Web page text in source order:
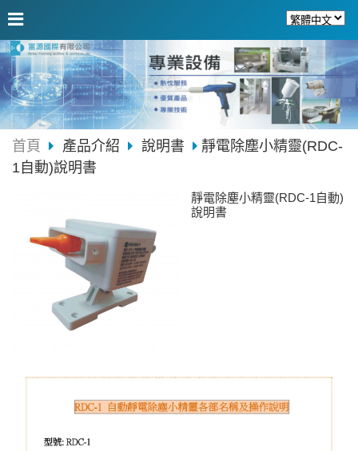
首頁 產品介紹 說明書
靜電除塵小精靈(RDC-
1自動)說明書
靜電除塵小精靈(RDC-1自動)
說明書